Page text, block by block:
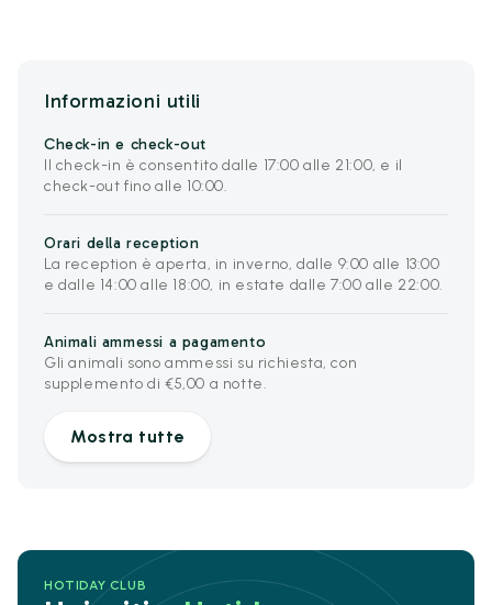
Informazioni utili
Check-in e check-out
Il check-in è consentito dalle 17:00 alle 21:00, e il
check-out fino alle 10:00.
Orari della reception
La reception è aperta, in inverno, dalle 9:00 alle 13:00
e dalle 14:00 alle 18:00, in estate dalle 7:00 alle 22:00.
Animali ammessi a pagamento
Gli animali sono ammessi su richiesta, con
supplemento di €5,00 a notte.
Mostra tutte
HOTIDAY CLUB